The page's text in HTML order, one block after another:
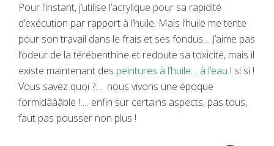
Pour l’instant, j’utilise l’acrylique pour sa rapidité
d’exécution par rapport à l’huile. Mais l’huile me tente
pour son travail dans le frais et ses fondus… J’aime pas
l’odeur de la térébenthine et redoute sa toxicité, mais il
existe maintenant des peintures à l’huile… à l’eau ! si si !
Vous savez quoi ?… nous vivons une époque
formidâââble !…. enfin sur certains aspects, pas tous,
faut pas pousser non plus !